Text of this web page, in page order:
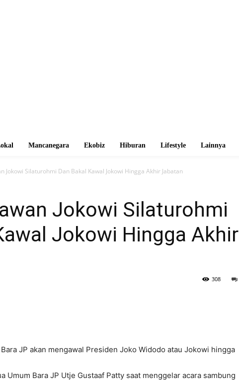
Mancanegara Ekobiz Hiburan Lifestyle Lainnya
Jokowi Silaturohmi Dan Bakal Kawal Jokowi Hingga Akhir Jabatan
Jokowi Silaturohmi
Jokowi Hingga Akhir
308
JP akan mengawal Presiden Joko Widodo atau Jokowi hingga
Umum Bara JP Utje Gustaaf Patty saat menggelar acara sambung